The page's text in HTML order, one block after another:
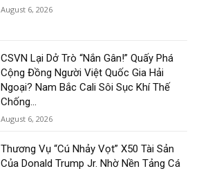
August 6, 2026
CSVN Lại Dở Trò “Nắn Gân!” Quấy Phá
Cộng Đồng Người Việt Quốc Gia Hải
Ngoại? Nam Bắc Cali Sôi Sục Khí Thế
Chống...
August 6, 2026
Thương Vụ “Cú Nhảy Vọt” X50 Tài Sản
Của Donald Trump Jr. Nhờ Nền Tảng Cá